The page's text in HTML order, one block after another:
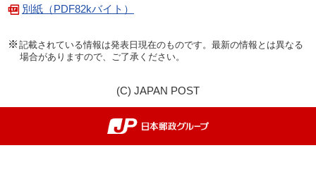
別紙（PDF82kバイト）
記載されている情報は発表日現在のものです。最新の情報とは異なる
場合がありますので、ご了承ください。
(C) JAPAN POST